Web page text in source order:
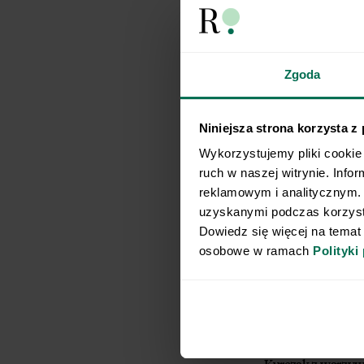
Zgoda
Niniejsza strona korzysta z
Wykorzystujemy pliki
ruch w naszej witrynie.
reklamowym i
uzyskanymi podczas
Dowiedz się więcej na
osobowe w ramach Polityki
Chcę
elektroniczną
Respo
TEKA
zgodę na
w celu
Respo